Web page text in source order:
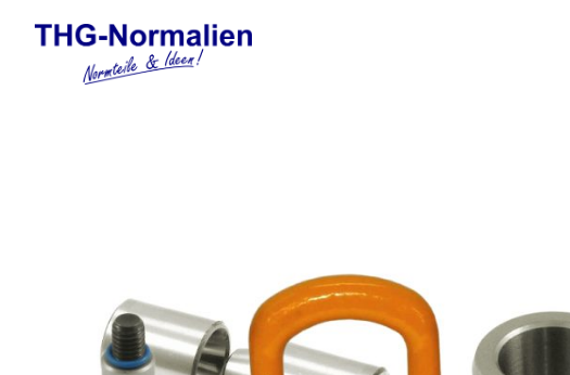
Federelemente
Formnormalien
Führungselemente Stanzwerkzeugbau